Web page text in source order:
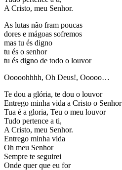
A Cristo, meu Senhor.
As lutas não fram poucas
dores e mágoas sofremos
mas tu és digno
tu és o senhor
tu és digno de todo o louvor
Ooooohhhh, Oh Deus!, Ooooo…
Te dou a glória, te dou o louvor
Entrego minha vida a Cristo o Senhor
Tua é a gloria, Teu o meu louvor
Tudo pertence a ti,
A Cristo, meu Senhor.
Entrego minha vida
Oh meu Senhor
Sempre te seguirei
Onde quer que eu for